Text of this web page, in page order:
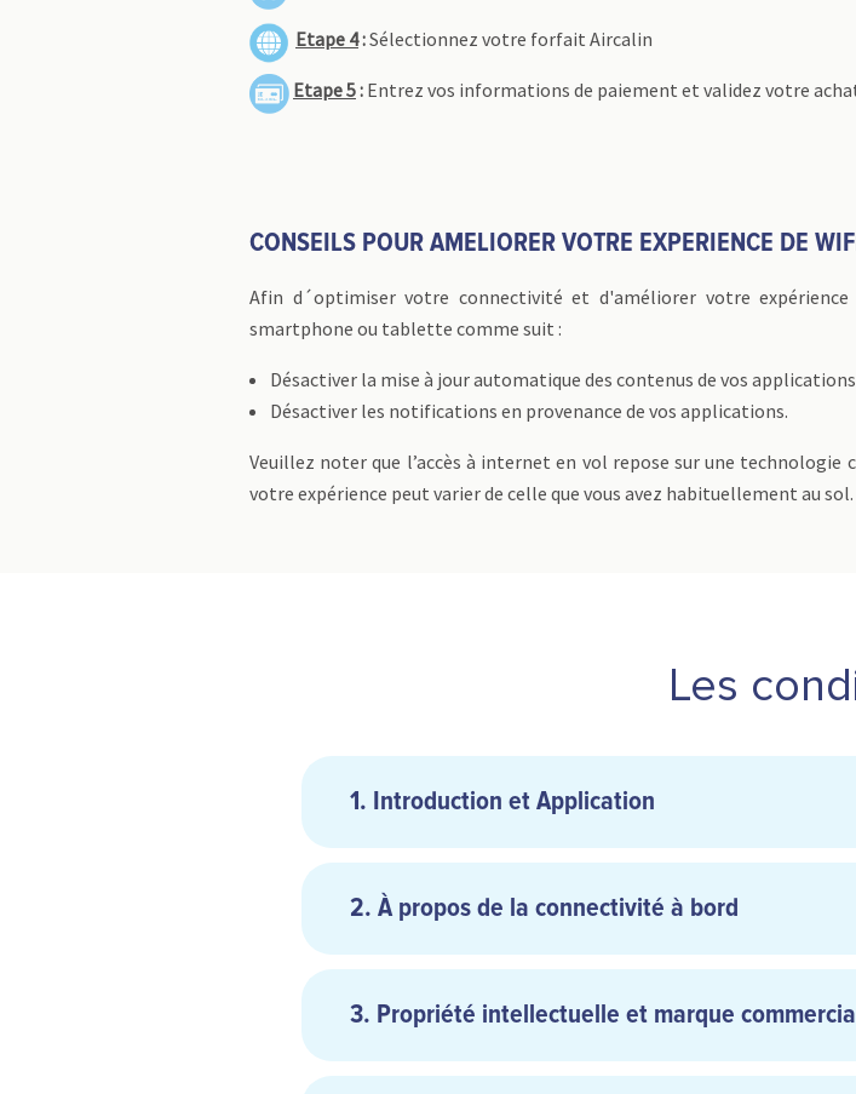
Etape 4:Sélectionnez votre forfait Aircalin
Etape 5: Entrez vos informations de paiement et validez votre
CONSEILS POUR AMELIORER VOTRE EXPERIENCE DE
Afin d´optimiser votre connectivité et d'améliorer votre
smartphone ou tablette comme suit :
Désactiver la mise à jour automatique des contenus de vos
Désactiver les notifications en provenance de vos applications.
Veuillez noter que l’accès à internet en vol repose sur une
votre expérience peut varier de celle que vous avez habituellement au sol.
Les
1. Introduction et Application
2. À propos de la connectivité à bord
3. Propriété intellectuelle et marque